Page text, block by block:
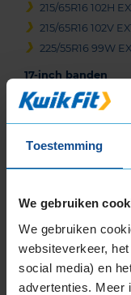
Toestemming
We gebruiken
We gebruiken
websiteverkeer,
social media) en
advertenties. Meer
215/65R16 102H
215/65R16 102V
225/55R16 99W
17-inch banden
205/45R17 88W
215/50R17 95W
215/55R17 98W
215/55R17 98W